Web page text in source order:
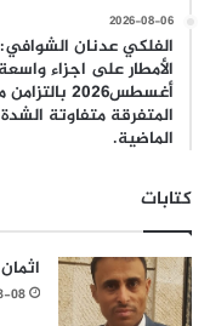
2026-08-06
المتفرقة متفاوتة
الماضية.
كتابات
08